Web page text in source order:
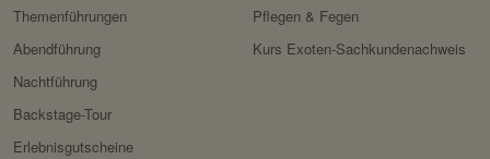
Themenführungen
Abendführung
Nachtführung
Backstage-Tour
Erlebnisgutscheine
Pflegen & Fegen
Kurs Exoten-Sachkundenachweis
Forschung